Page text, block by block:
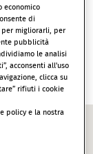
e senza
all'
qui.
economico
di
per migliorarli, per
pubblicità
le analisi
acconsenti all'uso
clicca su
rifiuti i cookie
policy e la nostra